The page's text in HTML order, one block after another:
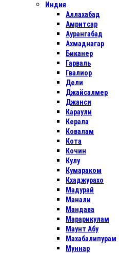
Индия
Аллахабад
Амритсар
Аурангабад
Ахмаднагар
Биканер
Гарваль
Гвалиор
Дели
Джайсалмер
Джанси
Караули
Керала
Ковалам
Кота
Кочин
Кулу
Кумараком
Кхаджурахо
Мадурай
Манали
Мандава
Марарикулам
Маунт Абу
Махабалипурам
Муннар